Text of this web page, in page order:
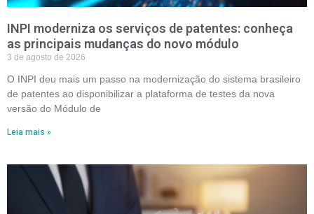
INPI moderniza os serviços de patentes: conheça
as principais mudanças do novo módulo
3 de agosto de 2026
O INPI deu mais um passo na modernização do sistema brasileiro
de patentes ao disponibilizar a plataforma de testes da nova
versão do Módulo de
Leia mais »